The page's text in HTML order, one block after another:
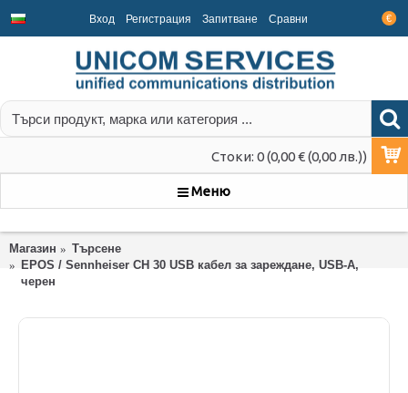
€
Вход Регистрация Запитване Срaвни
Стоки: 0 (0,00 € (0,00 лв.))
Меню
Магазин
Търсене
EPOS / Sennheiser CH 30 USB кабел за зареждане, USB-A,
черен